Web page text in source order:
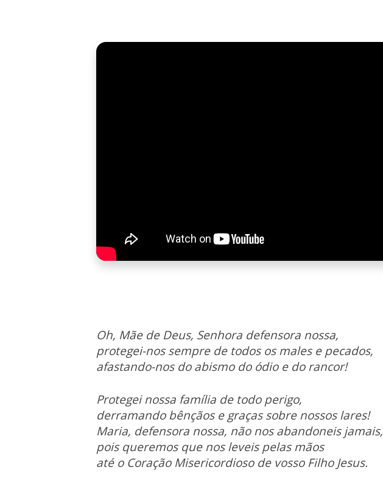
Oh, Mãe de Deus, Senhora defensora nossa,
protegei-nos sempre de todos os males e pecados,
afastando-nos do abismo do ódio e do rancor!
Protegei nossa família de todo perigo,
derramando bênçãos e graças sobre nossos lares!
Maria, defensora nossa, não nos abandoneis jamais,
pois queremos que nos leveis pelas mãos
até o Coração Misericordioso de vosso Filho Jesus.